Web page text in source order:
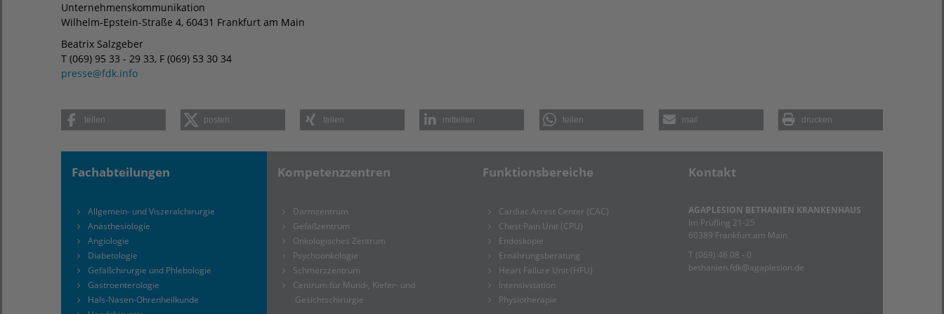
Unternehmenskommunikation
Wilhelm-Epstein-Straße 4, 60431 Frankfurt am Main
Beatrix Salzgeber
T (069) 95 33 - 29 33, F (069) 53 30 34
presse@fdk.info
teilen posten teilen mitteilen teilen mail drucken
Fachabteilungen
Allgemein- und Viszeralchirurgie
Anästhesiologie
Angiologie
Diabetologie
Gefäßchirurgie und Phlebologie
Gastroenterologie
Hals-Nasen-Ohrenheilkunde
Kompetenzzentren
Darmzentrum
Gefäßzentrum
Onkologisches Zentrum
Psychoonkologie
Schmerzzentrum
Centrum für Mund-, Kiefer- und
Gesichtschirurgie
Funktionsbereiche
Cardiac Arrest Center (CAC)
Chest Pain Unit (CPU)
Endoskopie
Ernährungsberatung
Heart Failure Unit (HFU)
Intensivstation
Physiotherapie
Kontakt
AGAPLESION BETHANIEN KRANKENHAUS
Im Prüfling 21-25
60389 Frankfurt am Main
T (069) 46 08 - 0
bethanien.fdk@agaplesion.de